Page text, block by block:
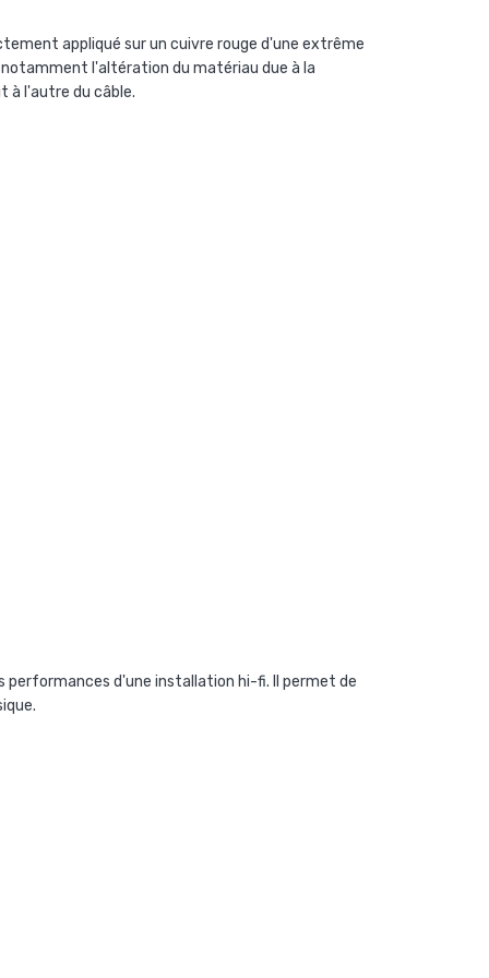
appliqué sur un cuivre rouge d'une extrême
l'altération du matériau due à la
à l'autre du câble.
d'une installation hi-fi. Il permet de